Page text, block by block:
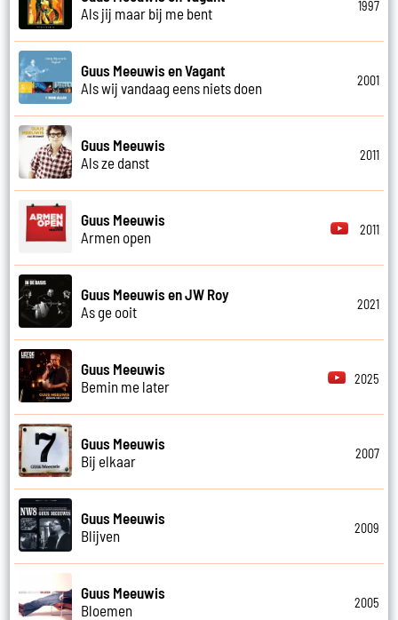
Als jij maar bij me bent
1997
Guus Meeuwis en Vagant
Als wij vandaag eens niets doen
2001
Guus Meeuwis
Als ze danst
2011
Guus Meeuwis
Armen open
2011
Guus Meeuwis en JW Roy
As ge ooit
2021
Guus Meeuwis
Bemin me later
2025
Guus Meeuwis
Bij elkaar
2007
Guus Meeuwis
Blijven
2009
Guus Meeuwis
Bloemen
2005